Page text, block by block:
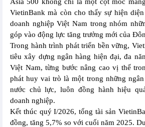
VietinBank mà còn cho thấy sự hiện
doanh nghiệp Việt Nam trong nhóm
góp vào động lực tăng trưởng mới của
Trong hành trình phát triển bền vững,
tiêu xây dựng ngân hàng hiện đại, đa
Việt Nam, từng bước nâng cao vị thế
phát huy vai trò là một trong những
nước chủ lực, luôn đồng hành hiệu
doanh nghiệp.
Kết thúc quý I/2026, tổng tài sản
đồng, tăng 5,7% so với cuối năm 2025.